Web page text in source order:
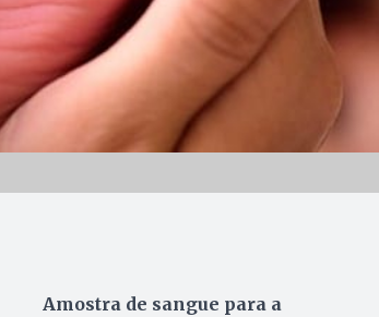
Amostra de sangue para a